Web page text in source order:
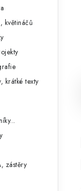
květináčů
krátké texty
zástěry